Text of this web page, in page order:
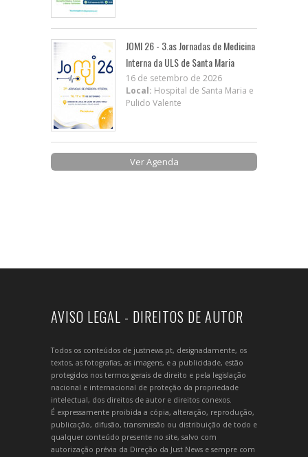
JOMI 26 - 3.as Jornadas de Medicina
Interna da ULS de Santa Maria
16 de setembro de 2026
Local: Hospital de Santa Maria e
Pulido Valente
Ver Agenda
AVISO LEGAL - DIREITOS DE AUTOR
Todos os conteúdos de justnews.pt, designadamente, os
textos, as fotografias, as imagens, e a publicidade, estão
protegidos nos termos gerais de direito e pela legislação
nacional e internacional de proteção da propriedade
intelectual, dos direitos de autor e direitos conexos.
É expressamente proibida a cópia, alteração, reprodução,
publicação, difusão, transmissão ou distribuição de todo e
qualquer conteúdo presente no site, salvo com
autorização prévia da Direção da Just News e sempre com